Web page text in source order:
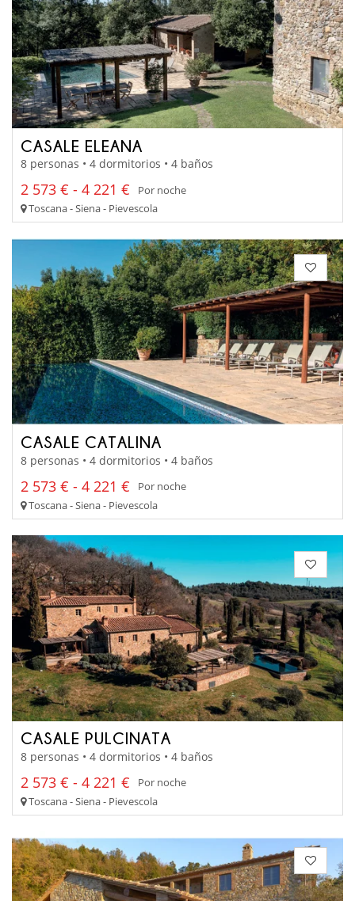
CASALE ELEANA
8 personas • 4 dormitorios • 4 baños
2 573 € - 4 221 €
Por noche
Toscana - Siena - Pievescola
CASALE CATALINA
8 personas • 4 dormitorios • 4 baños
2 573 € - 4 221 €
Por noche
Toscana - Siena - Pievescola
CASALE PULCINATA
8 personas • 4 dormitorios • 4 baños
2 573 € - 4 221 €
Por noche
Toscana - Siena - Pievescola